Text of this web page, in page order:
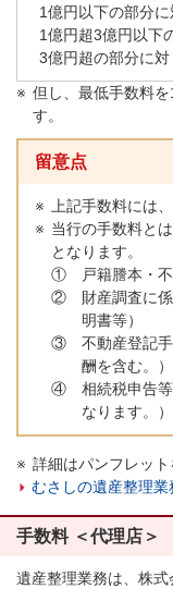
1億円以下の部分に
1億円超3億円以下
3億円超の部分に対
但し、最低手数料
す。
留意点
上記手数料には
当行の手数料と
となります。
①
戸籍謄本・
②
財産調査に
明書等）
③
不動産登記
酬を含む。）
④
相続税申告
なります。）
詳細はパンフレット
むさしの遺産整理業
手数料 ＜代理店＞
遺産整理業務は、株